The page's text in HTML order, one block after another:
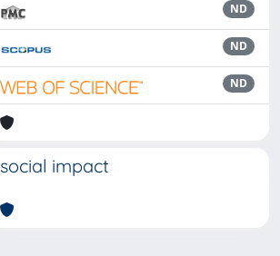
ND
ND
ND
social impact